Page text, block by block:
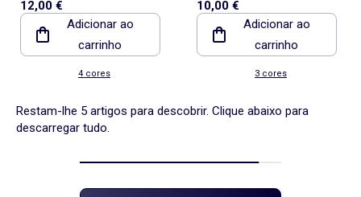
alças
12,00 €
Adicionar ao
carrinho
4 cores
10,00 €
Adicionar ao
carrinho
3 cores
Restam-lhe 5 artigos para descobrir. Clique abaixo para
descarregar tudo.